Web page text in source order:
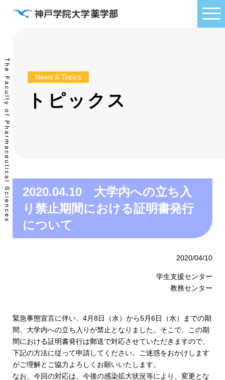
News & Topics
トピックス
2020.04.10 大学内への立ち入
り禁止期間における証明書発行
について
2020/04/10
学生支援センター
教務センター
緊急事態宣言に伴い、4月8日（水）から5月6日（水）までの期
間、大学内への立ち入りが禁止となりました。そこで、この期
間における証明書発行は郵送で対応させていただきますので、
下記の方法に従って申請してください。ご迷惑をおかけします
がご理解とご協力よろしくお願いいたします。
なお、今回の対応は、今後の感染拡大状況等により、変更とな